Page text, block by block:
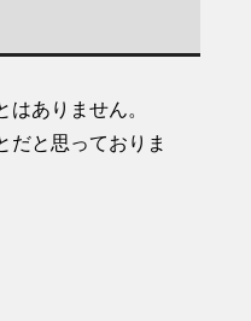
ありません。
だと思っておりま